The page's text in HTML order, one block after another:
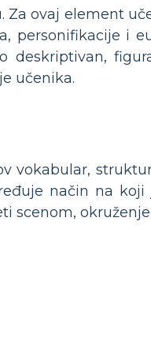
ovaj element
personifikacije i
učenika.
vokabular,
način na
scenom,